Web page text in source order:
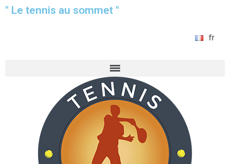
" Le tennis au sommet "
fr